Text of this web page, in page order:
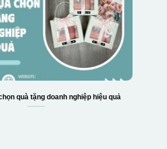
quà tặng doanh nghiệp hiệu quả